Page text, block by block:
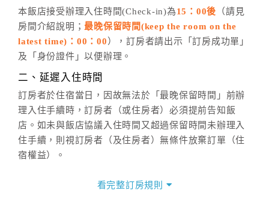
五、客服時間
週一至週日，上午9:00～晚上6:00
六、聯絡方式
(07)9682715 。
本飯店接受辦理入住時間(Check-in)為15：00後 （請見
房間介紹說明；最晚保留時間(keep the room on the
latest time)：00：00 ），訂房者請出示「訂房成功單」
及「身份證件」以便辦理。
二、延遲入住時間
訂房者於住宿當日，因故無法於「最晚保留時間」前辦
理入住手續時，訂房者（或住房者）必須提前告知飯
店。如未與飯店協議入住時間又超過保留時間未辦理入
住手續，則視訂房者（及住房者）無條件放棄訂單（住
宿權益）。
看完整訂房規則